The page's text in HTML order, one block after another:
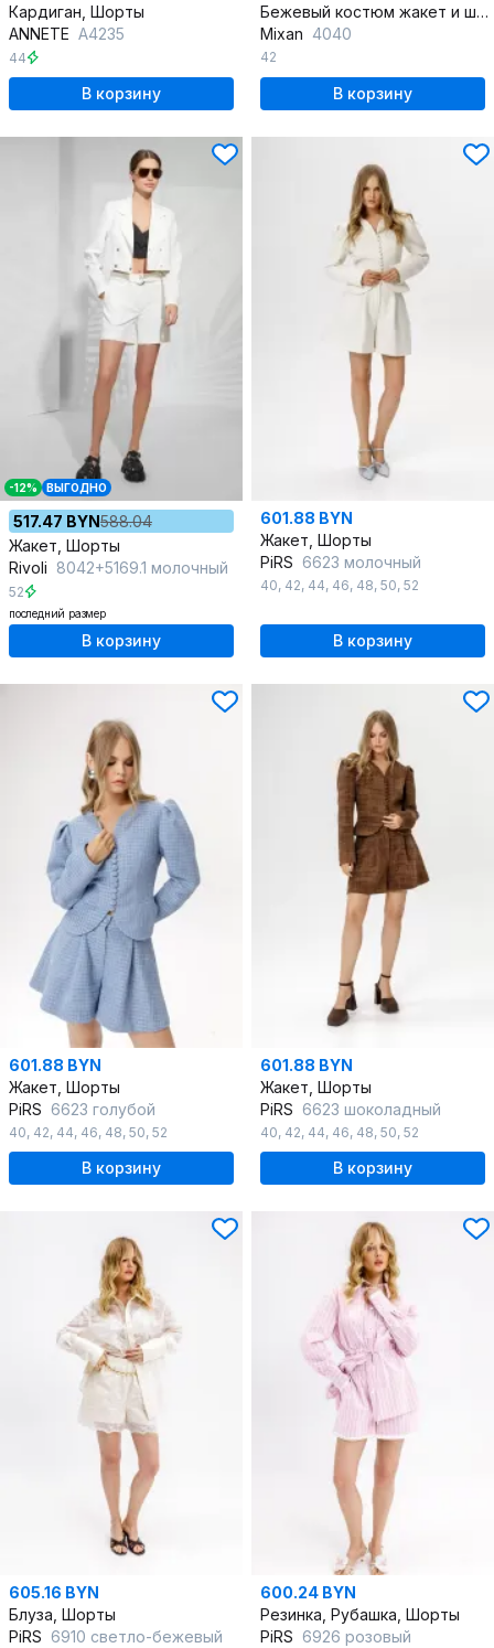
Кардиган, Шорты
ANNETE A4235
44
В корзину
Бежевый костюм жакет и шорты из легкой ткани
Mixan 4040
42
В корзину
-12% ВЫГОДНО
517.47 BYN588.04
Жакет, Шорты
Rivoli 8042+5169.1 молочный
52
последний размер
В корзину
601.88 BYN
Жакет, Шорты
PiRS 6623 молочный
40, 42, 44, 46, 48, 50, 52
В корзину
601.88 BYN
Жакет, Шорты
PiRS 6623 голубой
40, 42, 44, 46, 48, 50, 52
В корзину
601.88 BYN
Жакет, Шорты
PiRS 6623 шоколадный
40, 42, 44, 46, 48, 50, 52
В корзину
605.16 BYN
Блуза, Шорты
PiRS 6910 светло-бежевый
600.24 BYN
Резинка, Рубашка, Шорты
PiRS 6926 розовый